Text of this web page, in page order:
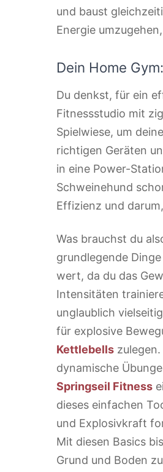
und baust
Energie
Dein Home
Du denkst, für ein
Fitnessstudio mit
Spielwiese, um deine
richtigen Geräten
in eine Power-
Schweinehund
Effizienz und
Was brauchst du
grundlegende
wert, da du das
Intensitäten
unglaublich
für explosive
Kettlebells
dynamische
Springseil Fitness
dieses einfachen
und Explosivkraft
Mit diesen Basics
Grund und Boden